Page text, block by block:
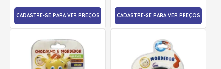
CADASTRE-SE PARA VER PREÇOS CADASTRE-SE PARA VER PREÇOS